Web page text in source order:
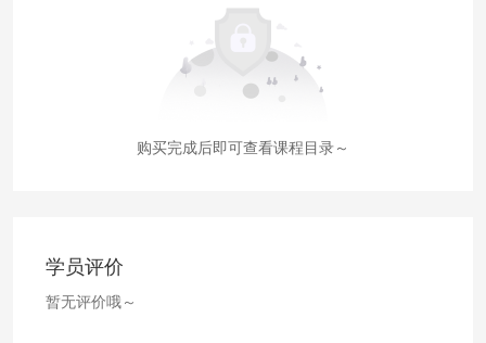
购买完成后即可查看课程目录～
学员评价
暂无评价哦～